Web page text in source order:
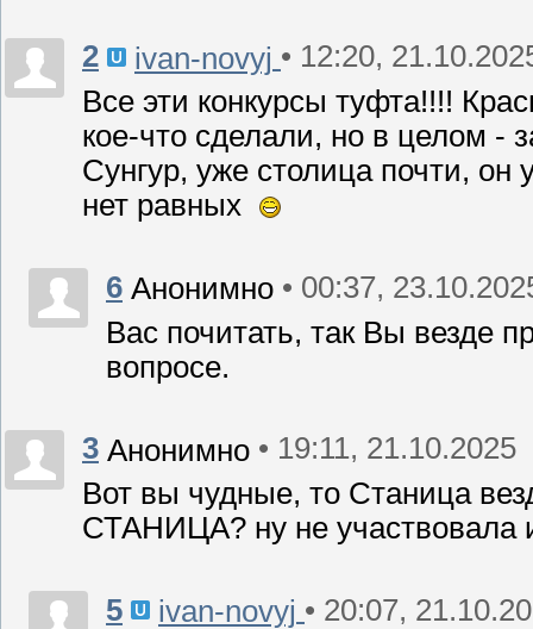
2 ivan-novyj • 12:20,
Все эти конкурсы туфта!!!!
кое-что сделали, но в целом -
Сунгур, уже столица почти, он
нет равных
6 Анонимно • 00:37,
Вас почитать, так Вы везде
вопросе.
3 Анонимно • 19:11, 21.10.2025
Вот вы чудные, то Станица
СТАНИЦА? ну не участвовала
5 ivan-novyj • 20:07,